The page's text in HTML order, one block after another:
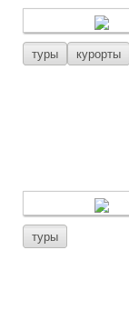
туры курорты
туры